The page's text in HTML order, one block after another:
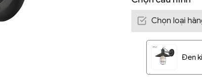
Chọn loại
Đen